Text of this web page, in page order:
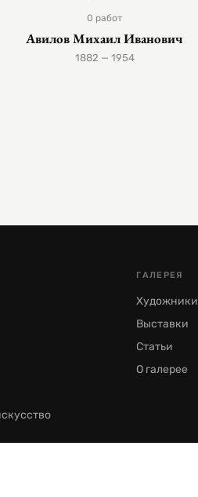
0 работ
Авилов Михаил Иванович
1882 — 1954
ГАЛЕРЕЯ
Художники
Выставки
Статьи
О галерее